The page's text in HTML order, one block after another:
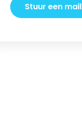
Stuur een mail